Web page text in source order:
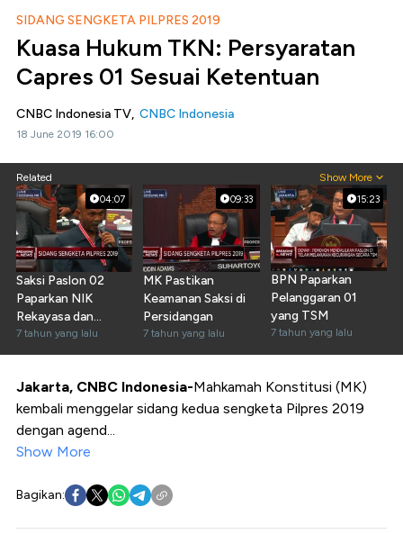
SIDANG SENGKETA PILPRES 2019
Kuasa Hukum TKN: Persyaratan
Capres 01 Sesuai Ketentuan
CNBC Indonesia TV, CNBC Indonesia
18 June 2019 16:00
Related Show More
04:07
Saksi Paslon 02
Paparkan NIK
Rekayasa dan
Pemilih Ganda
7 tahun yang lalu
09:33
MK Pastikan
Keamanan Saksi di
Persidangan
7 tahun yang lalu
15:23
BPN Paparkan
Pelanggaran 01
yang TSM
7 tahun yang lalu
Jakarta, CNBC Indonesia-Mahkamah Konstitusi (MK)
kembali menggelar sidang kedua sengketa Pilpres 2019
dengan agend...
Show More
Bagikan: